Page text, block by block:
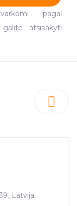
pagal
atsisakyti
Latvija